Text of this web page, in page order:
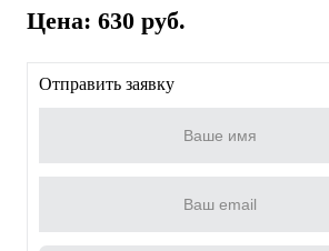
Цена: 630 руб.
Отправить заявку